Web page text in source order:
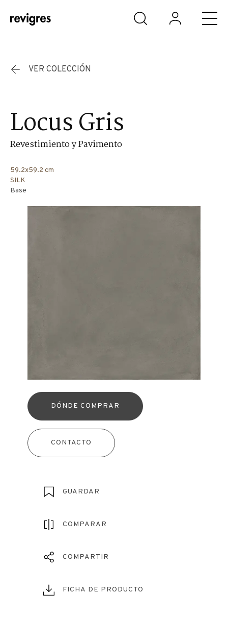
Saltar al contenido principal
VER COLECCIÓN
Locus Gris
Revestimiento y Pavimento
59.2x59.2 cm
SILK
Base
DÓNDE COMPRAR
CONTACTO
GUARDAR
COMPARAR
COMPARTIR
FICHA DE PRODUCTO